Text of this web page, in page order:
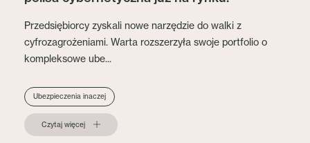
Przedsiębiorcy zyskali nowe narzędzie do walki z
cyfrozagrożeniami. Warta rozszerzyła swoje portfolio o
kompleksowe ube...
Ubezpieczenia inaczej
Czytaj więcej